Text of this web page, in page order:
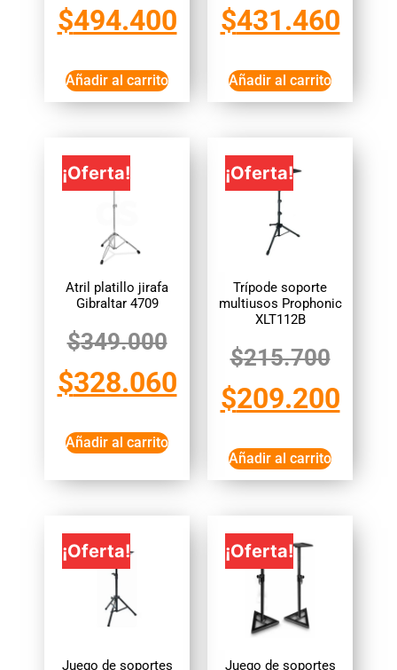
$494.400
Añadir al carrito
$431.460
Añadir al carrito
¡Oferta!
Atril platillo jirafa
Gibraltar 4709
$349.000
$328.060
Añadir al carrito
¡Oferta!
Trípode soporte
multiusos Prophonic
XLT112B
$215.700
$209.200
Añadir al carrito
¡Oferta!
Juego de soportes
¡Oferta!
Juego de soportes